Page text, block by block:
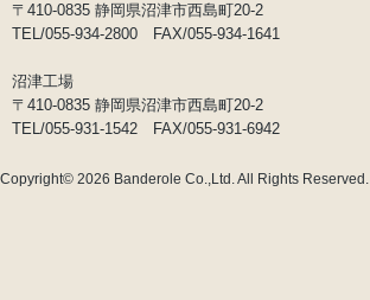
〒410-0835 静岡県沼津市西島町20-2
TEL/055-934-2800 FAX/055-934-1641
沼津工場
〒410-0835 静岡県沼津市西島町20-2
TEL/055-931-1542 FAX/055-931-6942
Copyright© 2026 Banderole Co.,Ltd.All Rights Reserved.